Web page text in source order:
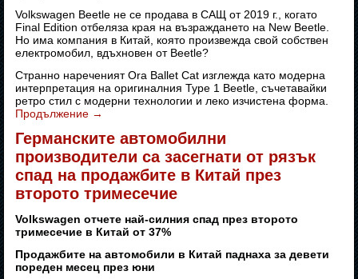
Volkswagen Beetle не се продава в САЩ от 2019 г., когато
Final Edition отбеляза края на възраждането на New Beetle.
Но има компания в Китай, която произвежда свой собствен
електромобил, вдъхновен от Beetle?
Странно нареченият Ora Ballet Cat изглежда като модерна
интерпретация на оригиналния Type 1 Beetle, съчетавайки
ретро стил с модерни технологии и леко изчистена форма.
Продължение →
Германските автомобилни
производители са засегнати от рязък
спад на продажбите в Китай през
второто тримесечие
Volkswagen отчете най-силния спад през второто
тримесечие в Китай от 37%
Продажбите на автомобили в Китай паднаха за девети
пореден месец през юни